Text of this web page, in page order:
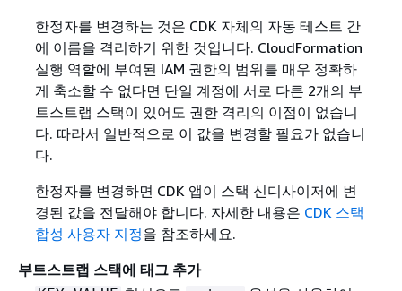
한정자를 변경하는 것은 CDK 자체의 자동 테스트 간
에 이름을 격리하기 위한 것입니다. CloudFormation
실행 역할에 부여된 IAM 권한의 범위를 매우 정확하
게 축소할 수 없다면 단일 계정에 서로 다른 2개의 부
트스트랩 스택이 있어도 권한 격리의 이점이 없습니
다. 따라서 일반적으로 이 값을 변경할 필요가 없습니
다.
한정자를 변경하면 CDK 앱이 스택 신디사이저에 변
경된 값을 전달해야 합니다. 자세한 내용은 CDK 스택
합성 사용자 지정을 참조하세요.
부트스트랩 스택에 태그 추가